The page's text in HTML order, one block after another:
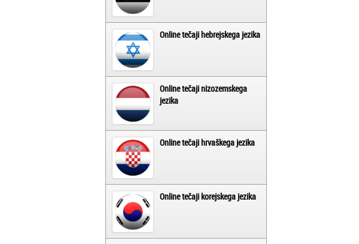
Online tečaji hebrejskega jezika
Online tečaji nizozemskega
jezika
Online tečaji hrvaškega jezika
Online tečaji korejskega jezika